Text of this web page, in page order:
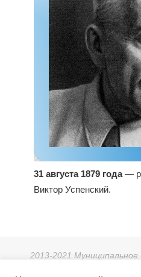
31 августа 1879 года—
Виктор Успенский.
2013-2021